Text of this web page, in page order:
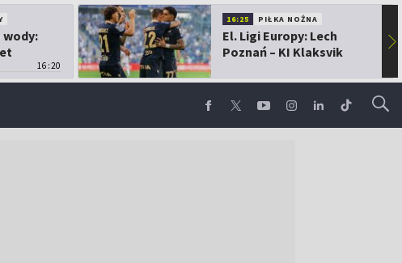
wody:
16:20
16:25 PIŁKA NOŻNA
El. Ligi Europy: Lech
Poznań – KI Klaksvik
▶